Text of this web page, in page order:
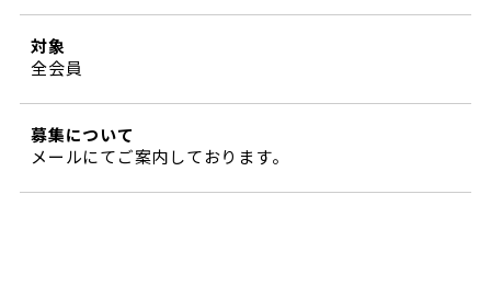
対象
全会員
募集について
メールにてご案内しております。